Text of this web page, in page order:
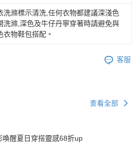
洗滌標示清洗,任何衣物都建議深淺色
洗滌,深色及牛仔丹寧穿著時請避免與
衣物鞋包搭配。
客服
查看全部
喚醒夏日穿搭靈感68折up